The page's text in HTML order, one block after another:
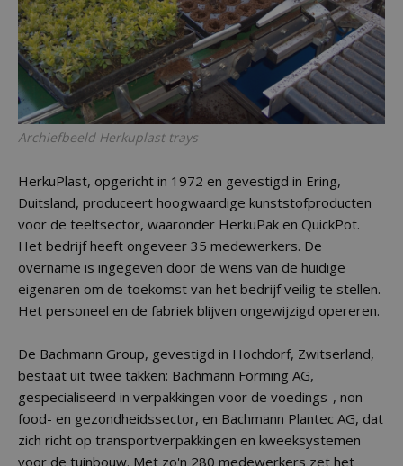
Archiefbeeld Herkuplast trays
HerkuPlast, opgericht in 1972 en gevestigd in Ering,
Duitsland, produceert hoogwaardige kunststofproducten
voor de teeltsector, waaronder HerkuPak en QuickPot.
Het bedrijf heeft ongeveer 35 medewerkers. De
overname is ingegeven door de wens van de huidige
eigenaren om de toekomst van het bedrijf veilig te stellen.
Het personeel en de fabriek blijven ongewijzigd opereren.
De Bachmann Group, gevestigd in Hochdorf, Zwitserland,
bestaat uit twee takken: Bachmann Forming AG,
gespecialiseerd in verpakkingen voor de voedings-, non-
food- en gezondheidssector, en Bachmann Plantec AG, dat
zich richt op transportverpakkingen en kweeksystemen
voor de tuinbouw. Met zo'n 280 medewerkers zet het